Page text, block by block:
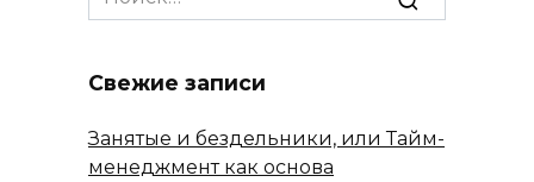
for:
Свежие записи
Занятые и бездельники, или Тайм-
менеджмент как основа